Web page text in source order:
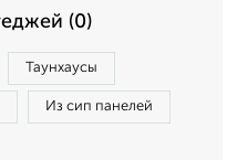
(0)
Таунхаусы
Из сип панелей